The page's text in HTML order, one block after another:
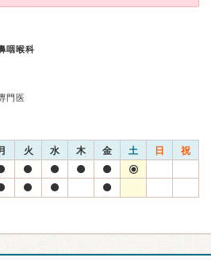
咽喉科
門医
火 水 木 金 土 日 祝